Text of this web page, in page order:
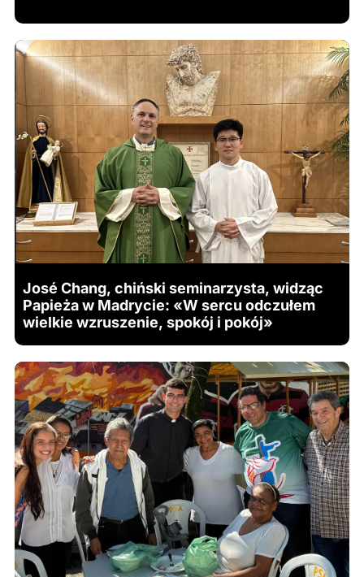
José Chang, chiński seminarzysta, widząc
Papieża w Madrycie: «W sercu odczułem
wielkie wzruszenie, spokój i pokój»